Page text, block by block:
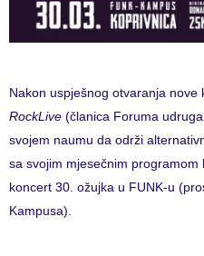
Nakon uspješnog otvaranja nove
RockLive (članica Foruma
svojem naumu da održi
sa svojim mjesečnim
koncert 30. ožujka u FUNK-u
Kampusa).